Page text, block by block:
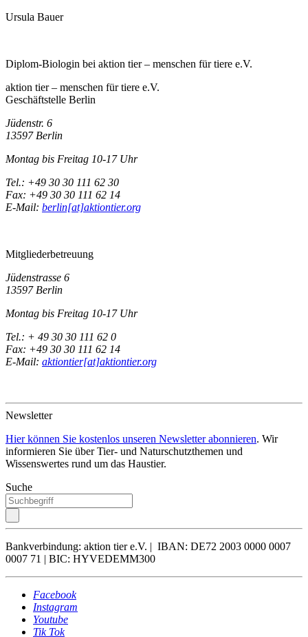
Ursula Bauer
Diplom-Biologin bei aktion tier – menschen für tiere e.V.
aktion tier – menschen für tiere e.V.
Geschäftstelle Berlin
Jüdenstr. 6
13597 Berlin
Montag bis Freitag 10-17 Uhr
Tel.: +49 30 30 111 62 30
Fax: +49 30 30 111 62 14
E-Mail: berlin[at]aktiontier.org
Mitgliederbetreuung
Jüdenstrasse 6
13597 Berlin
Montag bis Freitag 10-17 Uhr
Tel.: + 49 30 30 111 62 0
Fax: +49 30 30 111 62 14
E-Mail: aktiontier[at]aktiontier.org
Newsletter
Hier können Sie kostenlos unseren Newsletter abonnieren. Wir
informieren Sie über Tier- und Naturschutzthemen und
Wissenswertes rund um das Haustier.
Suche
Bankverbindung: aktion tier e.V. | IBAN: DE72 2003 0000 0007
0007 71 | BIC: HYVEDEMM300
Facebook
Instagram
Youtube
Tik Tok